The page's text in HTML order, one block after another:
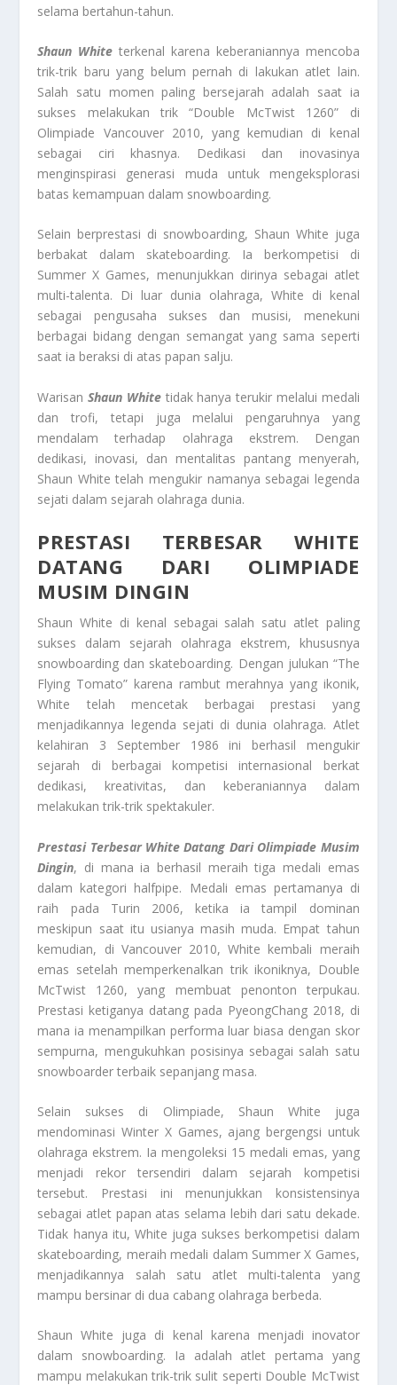
selama bertahun-tahun.
Shaun White terkenal karena keberaniannya mencoba
trik-trik baru yang belum pernah di lakukan atlet lain.
Salah satu momen paling bersejarah adalah saat ia
sukses melakukan trik “Double McTwist 1260” di
Olimpiade Vancouver 2010, yang kemudian di kenal
sebagai ciri khasnya. Dedikasi dan inovasinya
menginspirasi generasi muda untuk mengeksplorasi
batas kemampuan dalam snowboarding.
Selain berprestasi di snowboarding, Shaun White juga
berbakat dalam skateboarding. Ia berkompetisi di
Summer X Games, menunjukkan dirinya sebagai atlet
multi-talenta. Di luar dunia olahraga, White di kenal
sebagai pengusaha sukses dan musisi, menekuni
berbagai bidang dengan semangat yang sama seperti
saat ia beraksi di atas papan salju.
WarisanShaun Whitetidak hanya terukir melalui medali
dan trofi, tetapi juga melalui pengaruhnya yang
mendalam terhadap olahraga ekstrem. Dengan
dedikasi, inovasi, dan mentalitas pantang menyerah,
Shaun White telah mengukir namanya sebagai legenda
sejati dalam sejarah olahraga dunia.
PRESTASI TERBESAR WHITE
DATANG DARI OLIMPIADE
MUSIM DINGIN
Shaun White di kenal sebagai salah satu atlet paling
sukses dalam sejarah olahraga ekstrem, khususnya
snowboarding dan skateboarding. Dengan julukan “The
Flying Tomato” karena rambut merahnya yang ikonik,
White telah mencetak berbagai prestasi yang
menjadikannya legenda sejati di dunia olahraga. Atlet
kelahiran 3 September 1986 ini berhasil mengukir
sejarah di berbagai kompetisi internasional berkat
dedikasi, kreativitas, dan keberaniannya dalam
melakukan trik-trik spektakuler.
Prestasi Terbesar White Datang Dari Olimpiade Musim
Dingin, di mana ia berhasil meraih tiga medali emas
dalam kategori halfpipe. Medali emas pertamanya di
raih pada Turin 2006, ketika ia tampil dominan
meskipun saat itu usianya masih muda. Empat tahun
kemudian, di Vancouver 2010, White kembali meraih
emas setelah memperkenalkan trik ikoniknya, Double
McTwist 1260, yang membuat penonton terpukau.
Prestasi ketiganya datang pada PyeongChang 2018, di
mana ia menampilkan performa luar biasa dengan skor
sempurna, mengukuhkan posisinya sebagai salah satu
snowboarder terbaik sepanjang masa.
Selain sukses di Olimpiade, Shaun White juga
mendominasi Winter X Games, ajang bergengsi untuk
olahraga ekstrem. Ia mengoleksi 15 medali emas, yang
menjadi rekor tersendiri dalam sejarah kompetisi
tersebut. Prestasi ini menunjukkan konsistensinya
sebagai atlet papan atas selama lebih dari satu dekade.
Tidak hanya itu, White juga sukses berkompetisi dalam
skateboarding, meraih medali dalam Summer X Games,
menjadikannya salah satu atlet multi-talenta yang
mampu bersinar di dua cabang olahraga berbeda.
Shaun White juga di kenal karena menjadi inovator
dalam snowboarding. Ia adalah atlet pertama yang
mampu melakukan trik-trik sulit seperti Double McTwist